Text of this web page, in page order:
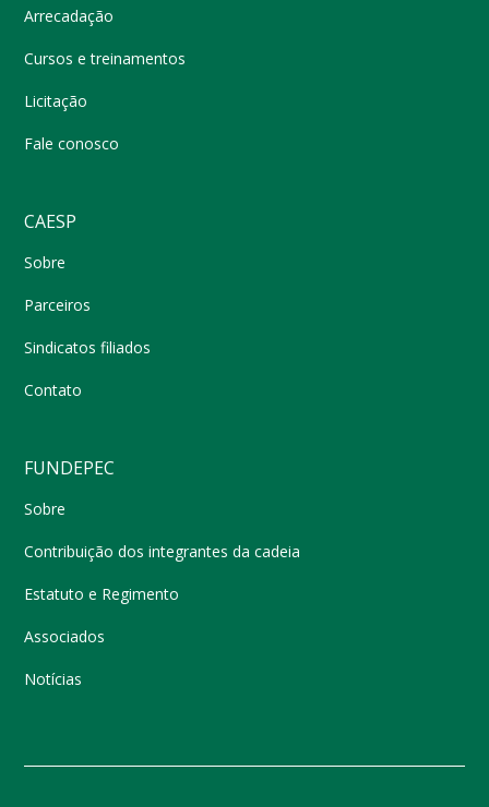
Arrecadação
Cursos e treinamentos
Licitação
Fale conosco
CAESP
Sobre
Parceiros
Sindicatos filiados
Contato
FUNDEPEC
Sobre
Contribuição dos integrantes da cadeia
Estatuto e Regimento
Associados
Notícias